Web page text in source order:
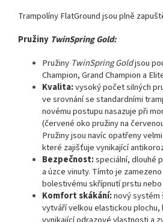
Trampolíny FlatGround jsou plně
Pružiny TwinSpring Gold:
Pružiny TwinSpring Goldjsou
Champion, Grand Champion a
Kvalita:vysoký počet silných
ve srovnání se standardními
novému postupu nasazuje při
(červené oko pružiny na
Pružiny jsou navíc opatřeny
které zajišťuje vynikající
Bezpečnost:speciální, dlouhé
a úzce vinuty. Tímto je
bolestivému skřípnutí prstu nebo
Komfort skákání:nový systém
vytváří velkou elastickou